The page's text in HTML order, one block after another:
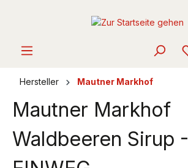
Hersteller Mautner Markhof
Mautner Markhof
Waldbeeren Sirup -